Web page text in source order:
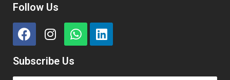
Follow Us
Subscribe Us